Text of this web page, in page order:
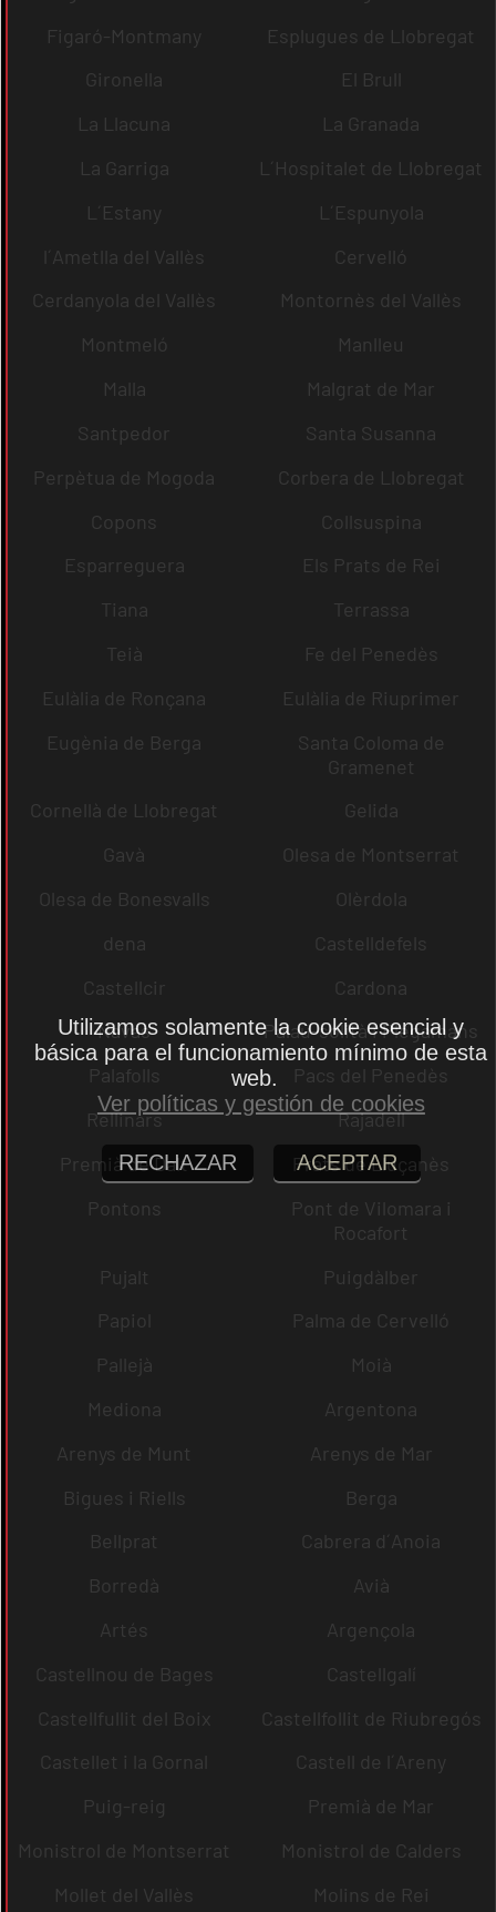
Figaró-Montmany
Esplugues de Llobregat
Gironella
El Brull
La Llacuna
La Granada
La Garriga
L´Hospitalet de Llobregat
L´Estany
L´Espunyola
l´Ametlla del Vallès
Cervelló
Cerdanyola del Vallès
Montornès del Vallès
Montmeló
Manlleu
Malla
Malgrat de Mar
Santpedor
Santa Susanna
Perpètua de Mogoda
Corbera de Llobregat
Copons
Collsuspina
Esparreguera
Els Prats de Rei
Tiana
Terrassa
Teià
Fe del Penedès
Eulàlia de Ronçana
Eulàlia de Riuprimer
Eugènia de Berga
Santa Coloma de
Gramenet
Cornellà de Llobregat
Gelida
Gavà
Olesa de Montserrat
Olesa de Bonesvalls
Olèrdola
dena
Castelldefels
Castellcir
Cardona
Navas
Palau-solità i Plegamans
Palafolls
Pacs del Penedès
Rellinars
Rajadell
Premià de Dalt
Prats de Lluçanès
Pontons
Pont de Vilomara i
Rocafort
Pujalt
Puigdàlber
Papiol
Palma de Cervelló
Pallejà
Moià
Mediona
Argentona
Arenys de Munt
Arenys de Mar
Bigues i Riells
Berga
Bellprat
Cabrera d´Anoia
Borredà
Avià
Artés
Argençola
Castellnou de Bages
Castellgalí
Castellfullit del Boix
Castellfollit de Riubregós
Castellet i la Gornal
Castell de l´Areny
Puig-reig
Premià de Mar
Monistrol de Montserrat
Monistrol de Calders
Mollet del Vallès
Molins de Rei
Utilizamos solamente la cookie esencial y
básica para el funcionamiento mínimo de esta
web.
Ver políticas y gestión de cookies
RECHAZAR ACEPTAR